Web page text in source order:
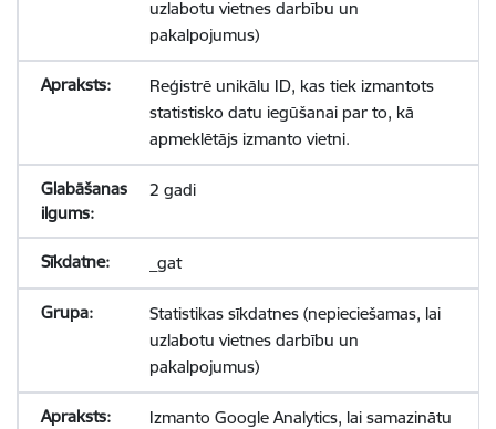
uzlabotu vietnes darbību un
pakalpojumus)
Reģistrē unikālu ID, kas tiek izmantots
statistisko datu iegūšanai par to, kā
apmeklētājs izmanto vietni.
2 gadi
_gat
Statistikas sīkdatnes (nepieciešamas, lai
uzlabotu vietnes darbību un
pakalpojumus)
Izmanto Google Analytics, lai samazinātu